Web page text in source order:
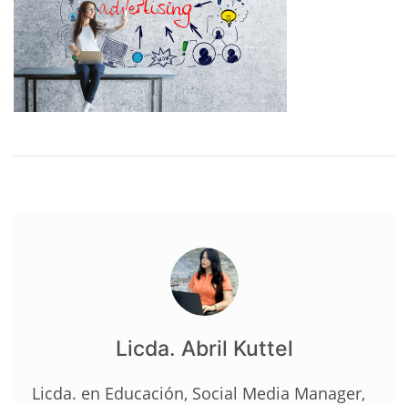
Licda. Abril Kuttel
Licda. en Educación, Social Media Manager,